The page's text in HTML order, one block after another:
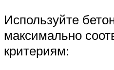
Используйте
максимально
критериям: